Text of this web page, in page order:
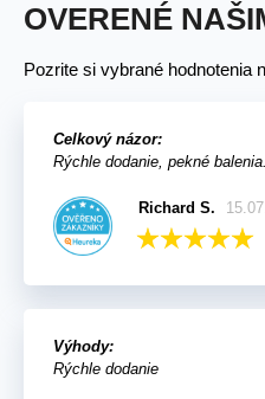
OVERENÉ
Pozrite si vybrané hodnotenia
Celkový názor:
Rýchle dodanie, pekné balenia.
Richard S.
Výhody:
Rýchle dodanie